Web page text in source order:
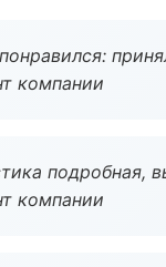
компании
подробная,
компании